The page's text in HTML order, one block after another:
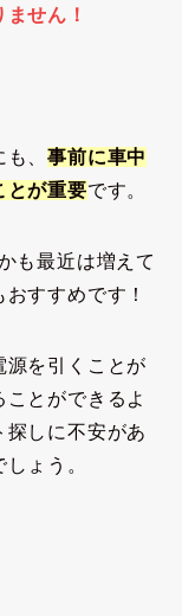
せん！
も、事前に車中
とが重要です。
も最近は増えて
すすめです！
源を引くことが
とができるよ
探しに不安があ
ょう。